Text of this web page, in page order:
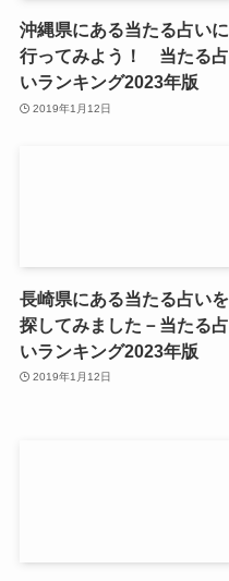
沖縄県にある当たる占いに
行ってみよう！ 当たる占
いランキング2023年版
2019年1月12日
長崎県にある当たる占いを
探してみました－当たる占
いランキング2023年版
2019年1月12日